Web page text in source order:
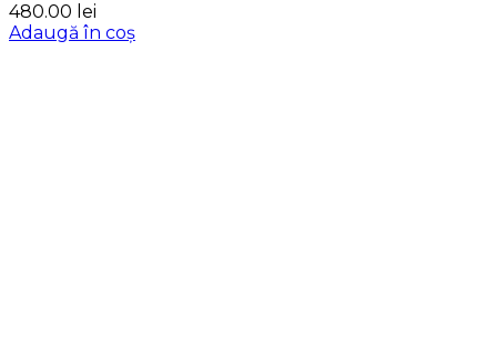
480.00 lei
Adaugă în coș